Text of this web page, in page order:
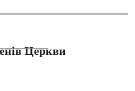
Церкви